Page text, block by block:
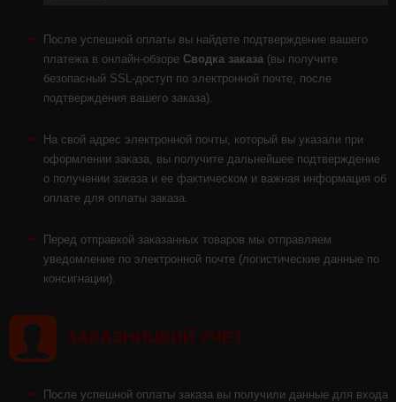
После успешной оплаты вы найдете подтверждение вашего
платежа в онлайн-обзоре Сводка заказа(вы получите
безопасный SSL-доступ по электронной почте, после
подтверждения вашего заказа).
На свой адрес электронной почты, который вы указали при
оформлении заказа, вы получите дальнейшее подтверждение
о получении заказа и ее фактическом и важная информация об
оплате для оплаты заказа.
Перед отправкой заказанных товаров мы отправляем
уведомление по электронной почте (логистические данные по
консигнации).
ЗАКАЗНИЦКИЙ УЧЕТ
После успешной оплаты заказа вы получили данные для входа